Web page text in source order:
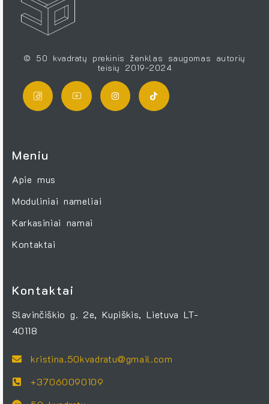
© 50 kvadratų prekinis ženklas saugomas autorių
teisių 2019-2024
Meniu
Apie mus
Moduliniai nameliai
Karkasiniai namai
Kontaktai
Kontaktai
Slavinčiškio g. 2e, Kupiškis, Lietuva LT-
40118
kristina.50kvadratu@gmail.com
+37060090109